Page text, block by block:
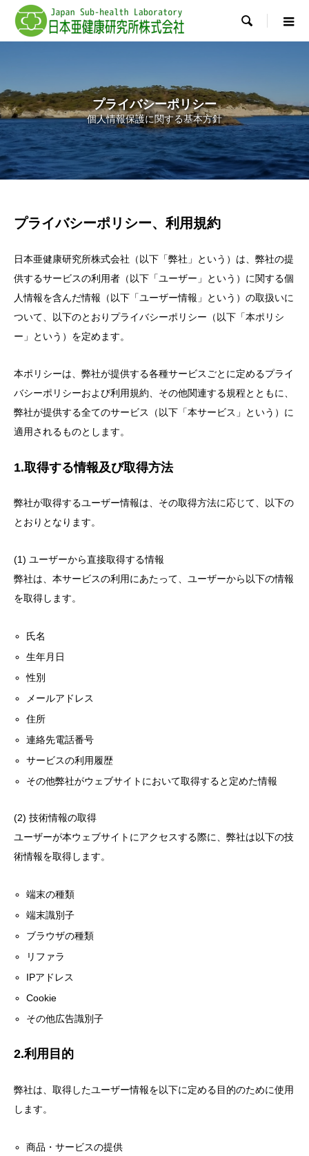

プライバシーポリシー
個人情報保護に関する基本方針
プライバシーポリシー、利用規約
日本亜健康研究所株式会社（以下「弊社」という）は、弊社の提
供するサービスの利用者（以下「ユーザー」という）に関する個
人情報を含んだ情報（以下「ユーザー情報」という）の取扱いに
ついて、以下のとおりプライバシーポリシー（以下「本ポリシ
ー」という）を定めます。
本ポリシーは、弊社が提供する各種サービスごとに定めるプライ
バシーポリシーおよび利用規約、その他関連する規程とともに、
弊社が提供する全てのサービス（以下「本サービス」という）に
適用されるものとします。
1.取得する情報及び取得方法
弊社が取得するユーザー情報は、その取得方法に応じて、以下の
とおりとなります。
(1) ユーザーから直接取得する情報
弊社は、本サービスの利用にあたって、ユーザーから以下の情報
を取得します。
氏名
生年月日
性別
メールアドレス
住所
連絡先電話番号
サービスの利用履歴
その他弊社がウェブサイトにおいて取得すると定めた情報
(2) 技術情報の取得
ユーザーが本ウェブサイトにアクセスする際に、弊社は以下の技
術情報を取得します。
端末の種類
端末識別子
ブラウザの種類
リファラ
IPアドレス
Cookie
その他広告識別子
2.利用目的
弊社は、取得したユーザー情報を以下に定める目的のために使用
します。
商品・サービスの提供